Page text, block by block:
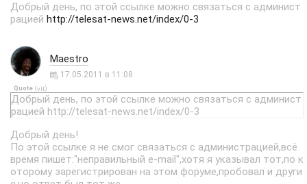
Добрый день, по этой ссылке можно связаться с админист
рацией http://telesat-news.net/index/0-3
Maestro
17.05.2011 в 11:08
Quote (vit)
Добрый день, по этой ссылке можно связаться с админист
рацией http://telesat-news.net/index/0-3
Добрый день!
По этой ссылке я не смог связаться с администрацией,всё
время пишет:"неправильный e-mail",хотя я указывал тот,по к
оторому зарегистрирован на этом форуме,пробовал и други